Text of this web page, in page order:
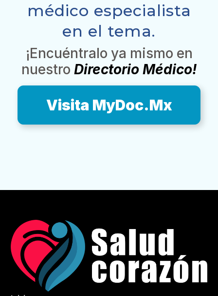
médico especialista
en el tema.
¡Encuéntralo ya mismo en
nuestro Directorio Médico!
Visita MyDoc.Mx